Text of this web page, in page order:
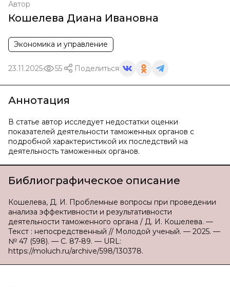
Автор
Кошелева Диана Ивановна
Экономика и управление
23.11.2025 55 Поделиться
Аннотация
В статье автор исследует недостатки оценки
показателей деятельности таможенных органов с
подробной характеристикой их последствий на
деятельность таможенных органов.
Библиографическое описание
Кошелева, Д. И. Проблемные вопросы при проведении
анализа эффективности и результативности
деятельности таможенного органа / Д. И. Кошелева. —
Текст : непосредственный // Молодой ученый. — 2025. —
№ 47 (598). — С. 87-89. — URL:
https://moluch.ru/archive/598/130378.